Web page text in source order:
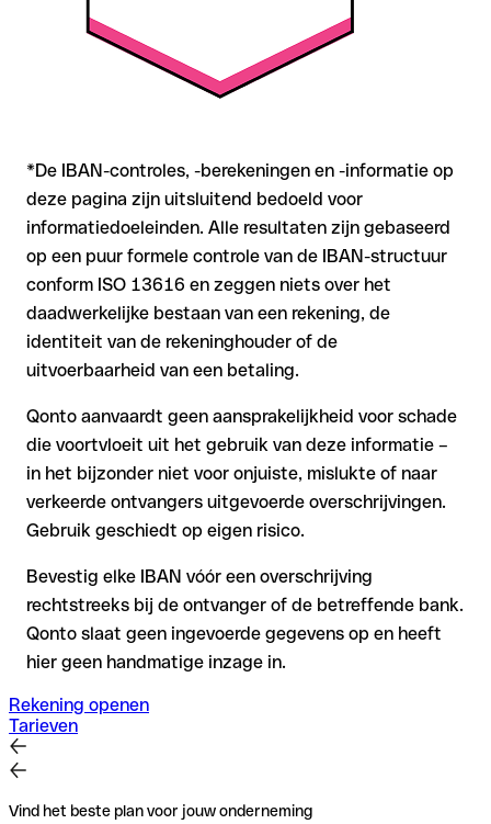
*De IBAN-controles, -berekeningen en -informatie op
deze pagina zijn uitsluitend bedoeld voor
informatiedoeleinden. Alle resultaten zijn gebaseerd
op een puur formele controle van de IBAN-structuur
conform ISO 13616 en zeggen niets over het
daadwerkelijke bestaan van een rekening, de
identiteit van de rekeninghouder of de
uitvoerbaarheid van een betaling.
Qonto aanvaardt geen aansprakelijkheid voor schade
die voortvloeit uit het gebruik van deze informatie –
in het bijzonder niet voor onjuiste, mislukte of naar
verkeerde ontvangers uitgevoerde overschrijvingen.
Gebruik geschiedt op eigen risico.
Bevestig elke IBAN vóór een overschrijving
rechtstreeks bij de ontvanger of de betreffende bank.
Qonto slaat geen ingevoerde gegevens op en heeft
hier geen handmatige inzage in.
Rekening openen
Tarieven
Vind het beste plan voor jouw onderneming